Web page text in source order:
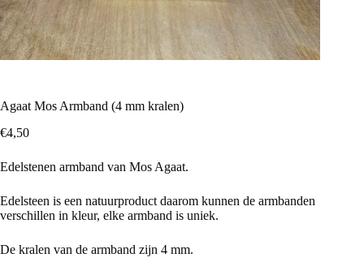
Agaat Mos Armband (4 mm kralen)
€4,50
Edelstenen armband van Mos Agaat.
Edelsteen is een natuurproduct daarom kunnen de armbanden
verschillen in kleur, elke armband is uniek.
De kralen van de armband zijn 4 mm.